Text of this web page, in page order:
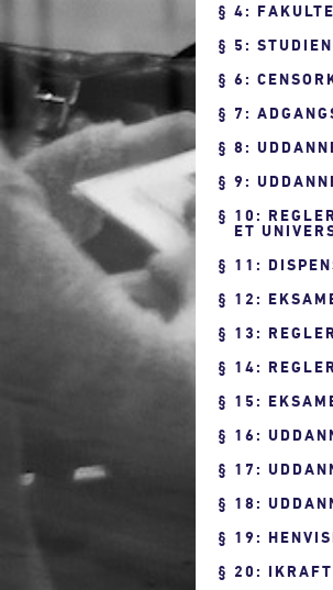
4:
5:
6:
7:
8:
9:
10:
ET
11:
12:
13:
14:
15:
16:
17:
18:
19:
20: